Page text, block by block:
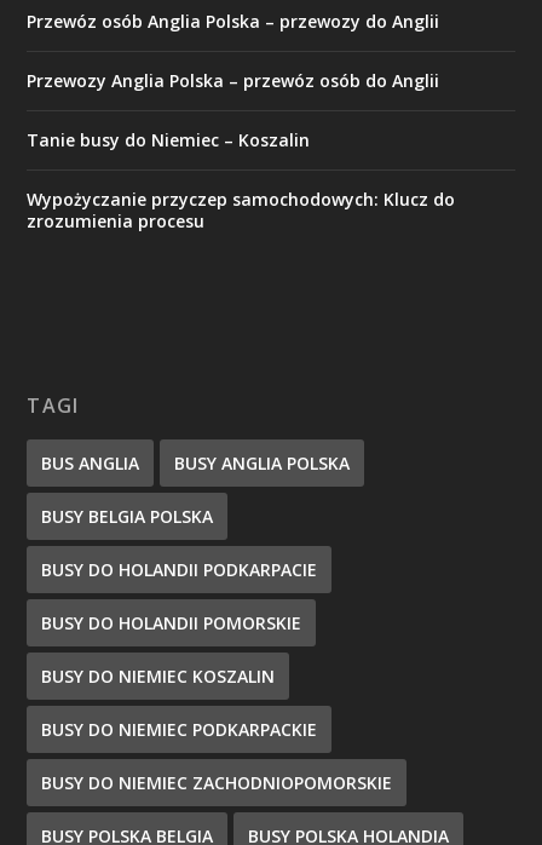
Przewóz osób Anglia Polska – przewozy do Anglii
Przewozy Anglia Polska – przewóz osób do Anglii
Tanie busy do Niemiec – Koszalin
Wypożyczanie przyczep samochodowych: Klucz do
zrozumienia procesu
TAGI
BUS ANGLIA BUSY ANGLIA POLSKA
BUSY BELGIA POLSKA
BUSY DO HOLANDII PODKARPACIE
BUSY DO HOLANDII POMORSKIE
BUSY DO NIEMIEC KOSZALIN
BUSY DO NIEMIEC PODKARPACKIE
BUSY DO NIEMIEC ZACHODNIOPOMORSKIE
BUSY POLSKA BELGIA BUSY POLSKA HOLANDIA